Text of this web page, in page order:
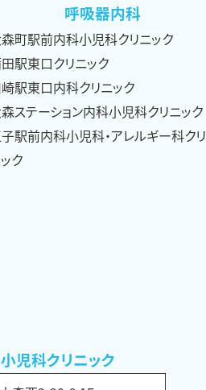
呼吸器内科
町駅前内科小児科クリニック
駅東口クリニック
駅東口内科クリニック
ステーション内科小児科クリニック
駅前内科小児科・アレルギー科クリ
ク
児科クリニック